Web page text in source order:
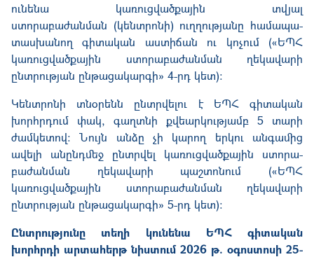
ունենա կառուցվածքային տվյալ
ստորաբաժանման (կենտրոնի) ուղղությանը համա­պա­
տասխանող գիտական աuտիճան ու կոչում («ԵՊՀ
կառուցվածքային ստորա­բա­ժանման ղեկավարի
ընտրության ընթացակարգի» 4-րդ կետ):
Կենտրոնի տնօրենն ընտրվելու է ԵՊՀ գիտական
խորհրդում փակ, գաղտնի քվեար­կությամբ 5 տարի
ժամկետով։ Նույն անձը չի կարող երկու անգամից
ավելի անընդմեջ ընտրվել կառուց­ված­քային ստո­րա­
բաժանման ղեկավարի պաշտոնում («ԵՊՀ
կառուցվածքային ստորաբաժանման ղեկավարի
ընտրության ընթացակարգի» 5-րդ կետ):
Ընտրությունը տեղի կունենա ԵՊՀ գիտական
խորհրդի արտահերթ նիստում 2026 թ. օգոստոսի 25-